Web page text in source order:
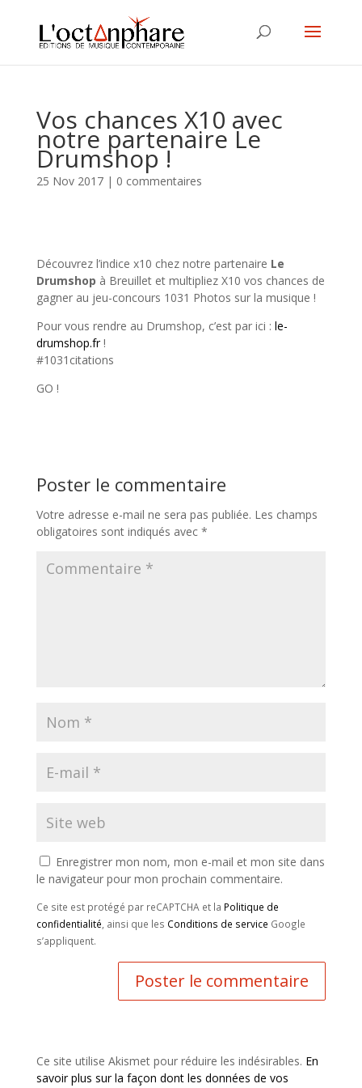
Vos chances X10 avec
notre partenaire Le
Drumshop !
25 Nov 2017| 0 commentaires
Découvrez l’indice x10 chez notre partenaire Le
Drumshop à Breuillet et multipliez X10 vos chances de
gagner au jeu-concours 1031 Photos sur la musique !
Pour vous rendre au Drumshop, c’est par ici : le-
drumshop.fr!
#1031citations
GO !
Poster le commentaire
Votre adresse e-mail ne sera pas publiée. Les champs
obligatoires sont indiqués avec *
Enregistrer mon nom, mon e-mail et mon site dans
le navigateur pour mon prochain commentaire.
Ce site est protégé par reCAPTCHA et la Politique de
confidentialité , ainsi que les Conditions de service Google
s’appliquent.
Ce site utilise Akismet pour réduire les indésirables. En
savoir plus sur la façon dont les données de vos